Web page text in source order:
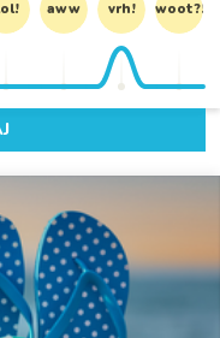
aww vrh! woot?!